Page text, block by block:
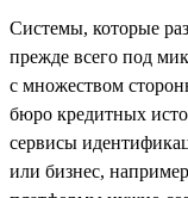
Cистемы, которые
прежде всего под
с множеством
бюро кредитных
сервисы
или бизнес,